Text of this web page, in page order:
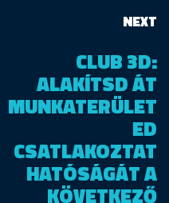
NEXT
CLUB 3D:
ALAKÍTSD ÁT
MUNKATERÜLET
ED
CSATLAKOZTAT
HATÓSÁGÁT A
KÖVETKEZŐ